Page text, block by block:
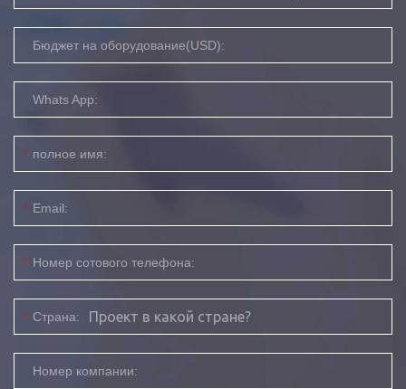
Бюджет на оборудование(USD):
Whats App:
* полное имя:
* Email:
* Номер сотового телефона:
* Страна:
Номер компании: